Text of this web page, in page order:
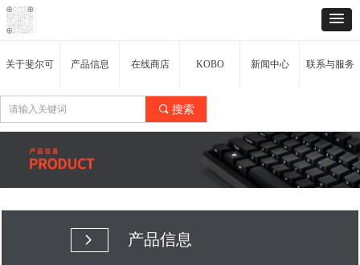
끠 搜索
关于斐尔可 产品信息 在线商店 KOBO 新闻中心 联系与服务
产品信息
넲